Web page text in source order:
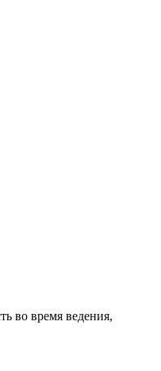
во время ведения,